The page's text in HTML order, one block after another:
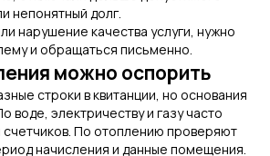
непонятный долг.
нарушение качества услуги, нужно
и обращаться письменно.
можно оспорить
строки в квитанции, но основания
воде, электричеству и газу часто
счетчиков. По отоплению проверяют
начисления и данные помещения.